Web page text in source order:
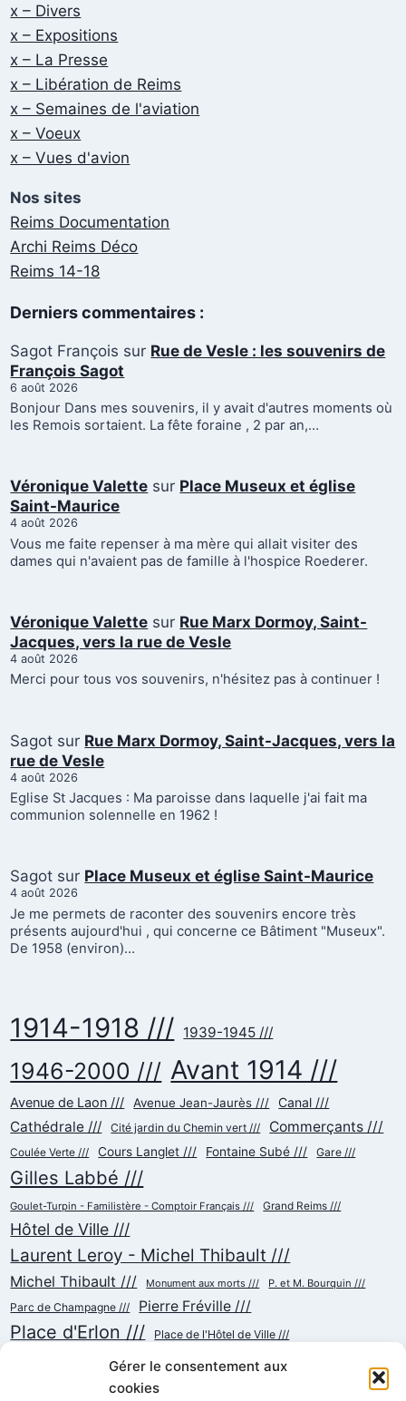
Gérer le consentement aux
cookies
x – Divers
x – Expositions
x – La Presse
x – Libération de Reims
x – Semaines de l'aviation
x – Voeux
x – Vues d'avion
Nos sites
Reims Documentation
Archi Reims Déco
Reims 14-18
Derniers commentaires :
Sagot François sur Rue de Vesle : les souvenirs de
François Sagot
6 août 2026
Bonjour Dans mes souvenirs, il y avait d'autres moments où
les Remois sortaient. La fête foraine , 2 par an,…
Véronique Valette sur Place Museux et église
Saint-Maurice
4 août 2026
Vous me faite repenser à ma mère qui allait visiter des
dames qui n'avaient pas de famille à l'hospice Roederer.
Véronique Valette sur Rue Marx Dormoy, Saint-
Jacques, vers la rue de Vesle
4 août 2026
Merci pour tous vos souvenirs, n'hésitez pas à continuer !
Sagot sur Rue Marx Dormoy, Saint-Jacques, vers la
rue de Vesle
4 août 2026
Eglise St Jacques : Ma paroisse dans laquelle j'ai fait ma
communion solennelle en 1962 !
Sagot sur Place Museux et église Saint-Maurice
4 août 2026
Je me permets de raconter des souvenirs encore très
présents aujourd'hui , qui concerne ce Bâtiment "Museux".
De 1958 (environ)…
1914-1918 /// 1939-1945 ///
1946-2000 /// Avant 1914 ///
Avenue de Laon /// Avenue Jean-Jaurès /// Canal ///
Cathédrale /// Cité jardin du Chemin vert /// Commerçants ///
Coulée Verte /// Cours Langlet /// Fontaine Subé /// Gare ///
Gilles Labbé ///
Goulet-Turpin - Familistère - Comptoir Français /// Grand Reims ///
Hôtel de Ville ///
Laurent Leroy - Michel Thibault ///
Michel Thibault /// Monument aux morts /// P. et M. Bourquin ///
Parc de Champagne /// Pierre Fréville ///
Place d'Erlon /// Place de l'Hôtel de Ville ///
Place de la République /// Place du Cardinal Luçon ///
Place du Forum/des Marchés ///